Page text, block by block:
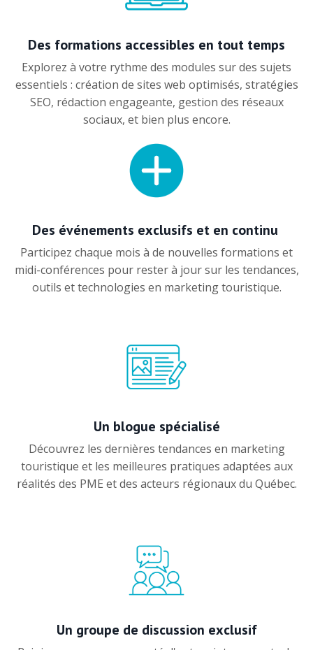
Des formations accessibles en tout temps
Explorez à votre rythme des modules sur des sujets
essentiels : création de sites web optimisés, stratégies
SEO, rédaction engageante, gestion des réseaux
sociaux, et bien plus encore.
Des événements exclusifs et en continu
Participez chaque mois à de nouvelles formations et
midi-conférences pour rester à jour sur les tendances,
outils et technologies en marketing touristique.
Un blogue spécialisé
Découvrez les dernières tendances en marketing
touristique et les meilleures pratiques adaptées aux
réalités des PME et des acteurs régionaux du Québec.
Un groupe de discussion exclusif